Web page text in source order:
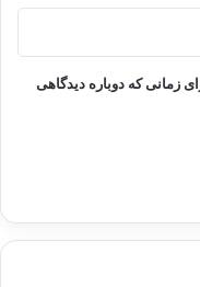
زمانی که دوباره دیدگاهی